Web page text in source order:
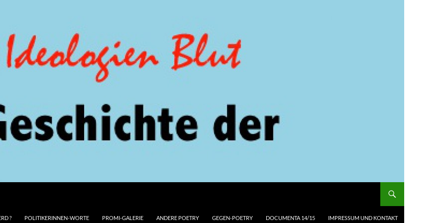
? POLITIKERINNEN-WORTE PROMI-GALERIE ANDERE POETRY GEGEN-POETRY DOCUMENTA 14/15 IMPRESSUM UND KONTAKT